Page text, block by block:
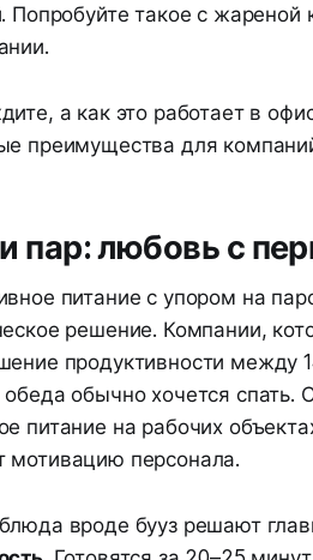
Попробуйте такое с
а как это работает в
преимущества для
пар: любовь с
питание с упором на
решение. Компании,
продуктивности между
обычно хочется спать.
питание на рабочих
мотивацию персонала.
вроде бууз решают